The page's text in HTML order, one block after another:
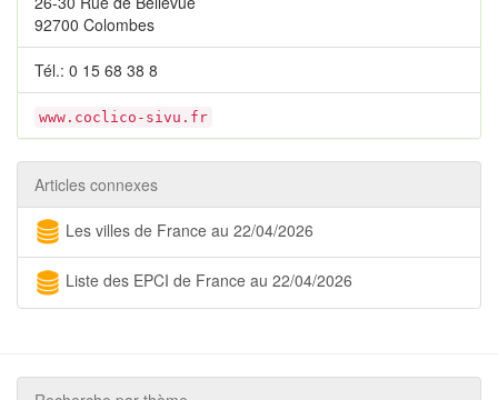
92700 Colombes
Tél.: 0 15 68 38 8
www.coclico-sivu.fr
Articles connexes
Les villes de France au 22/04/2026
Liste des EPCI de France au 22/04/2026